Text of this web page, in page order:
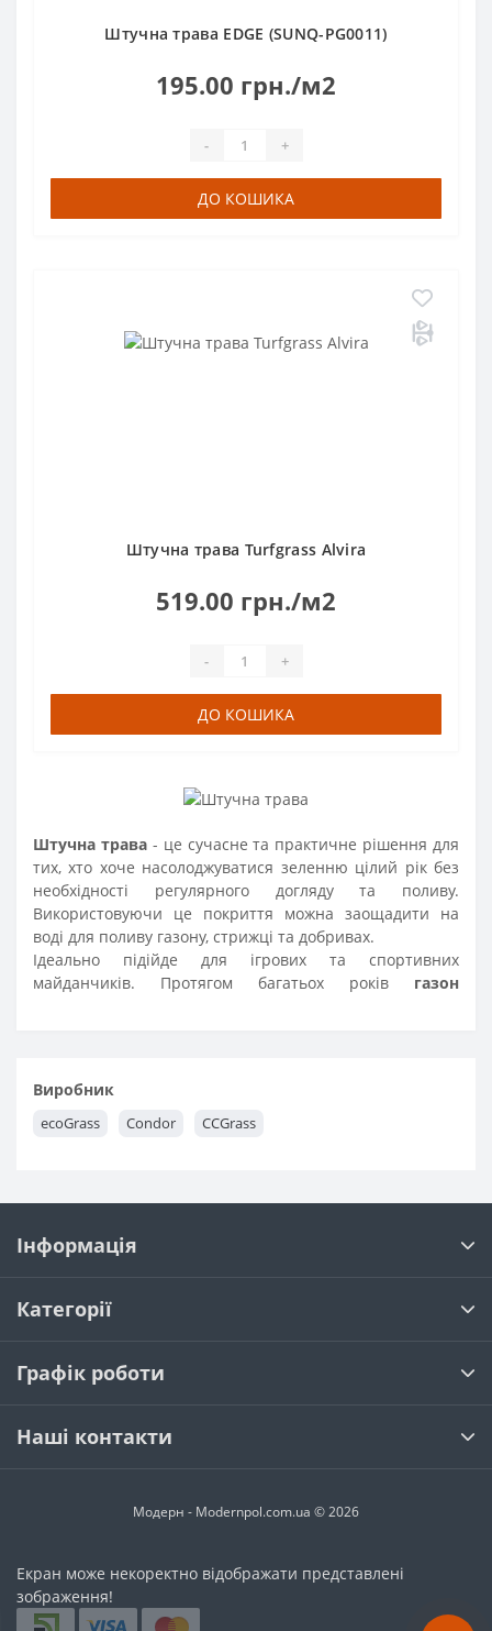
Штучна трава EDGE (SUNQ-PG0011)
195.00 грн./м2
- +
ДО КОШИКА
Штучна трава Turfgrass Alvira
519.00 грн./м2
- +
ДО КОШИКА
Штучна трава- це сучасне та практичне рішення для
тих, хто хоче насолоджуватися зеленню цілий рік без
необхідності регулярного догляду та поливу.
Використовуючи це покриття можна заощадити на
воді для поливу газону, стрижці та добривах.
Ідеально підійде для ігрових та спортивних
майданчиків. Протягом багатьох років газон
Виробник
ecoGrass Condor СCGrass
Інформація
Категорії
Графік роботи
Наші контакти
Модерн - Modernpol.com.ua © 2026
Екран може некоректно відображати представлені
зображення!